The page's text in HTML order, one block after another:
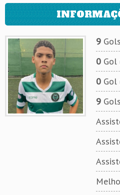
9
0Gol
0Gol
9